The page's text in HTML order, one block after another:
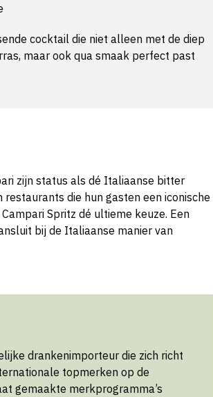
cocktail die niet alleen met de diep
maar ook qua smaak perfect past
zijn status als dé Italiaanse bitter
die hun gasten een iconische
Spritz dé ultieme keuze. Een
bij de Italiaanse manier van
drankenimporteur die zich richt
topmerken op de
gemaakte merkprogramma’s